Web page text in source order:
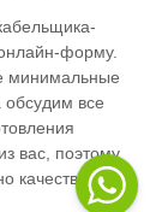
форму.
минимальные
все
вас, поэтому
качественной,